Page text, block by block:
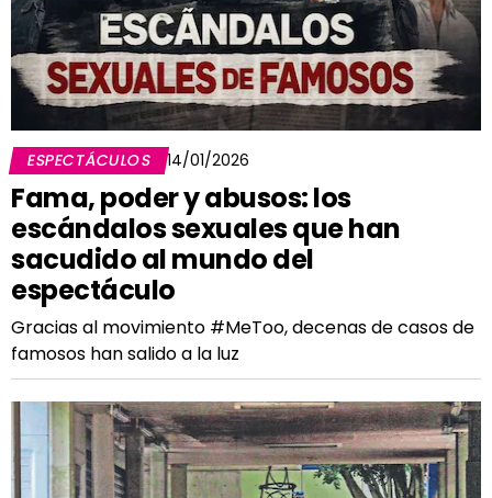
ESPECTÁCULOS 14/01/2026
Fama, poder y abusos: los
escándalos sexuales que han
sacudido al mundo del
espectáculo
Gracias al movimiento #MeToo, decenas de casos de
famosos han salido a la luz